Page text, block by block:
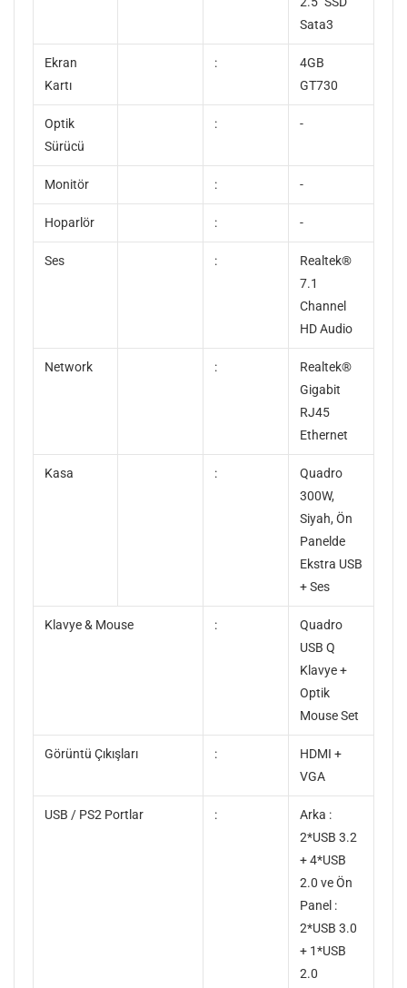
Sata3
Ekran
Kartı
:
4GB
GT730
Optik
Sürücü
: -
Monitör : -
Hoparlör : -
Ses :
Realtek®
7.1
Channel
HD Audio
Network :
Realtek®
Gigabit
RJ45
Ethernet
Kasa :
Quadro
300W,
Siyah, Ön
Panelde
Ekstra USB
+ Ses
Klavye & Mouse :
Quadro
USB Q
Klavye +
Optik
Mouse Set
Görüntü Çıkışları :
HDMI +
VGA
USB / PS2 Portlar :
Arka :
2*USB 3.2
+ 4*USB
2.0 ve Ön
Panel :
2*USB 3.0
+ 1*USB
2.0